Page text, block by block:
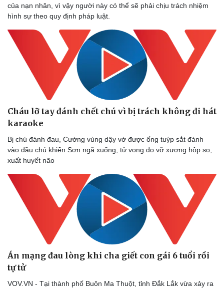
của nạn nhân, vì vậy người này có thể sẽ phải chịu trách nhiệm
hình sự theo quy định pháp luật.
Cháu lỡ tay đánh chết chú vì bị trách không đi hát
karaoke
Bị chú đánh đau, Cường vùng dậy vớ được ống tuýp sắt đánh
vào đầu chú khiến Sơn ngã xuống, tử vong do vỡ xương hộp sọ,
xuất huyết não
Án mạng đau lòng khi cha giết con gái 6 tuổi rồi
tự tử
VOV.VN - Tại thành phố Buôn Ma Thuột, tỉnh Đắk Lắk vừa xảy ra